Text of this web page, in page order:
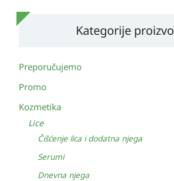
Kategorije
Preporučujemo
Promo
Kozmetika
Lice
Čišćenje lica i dodatna njega
Serumi
Dnevna njega